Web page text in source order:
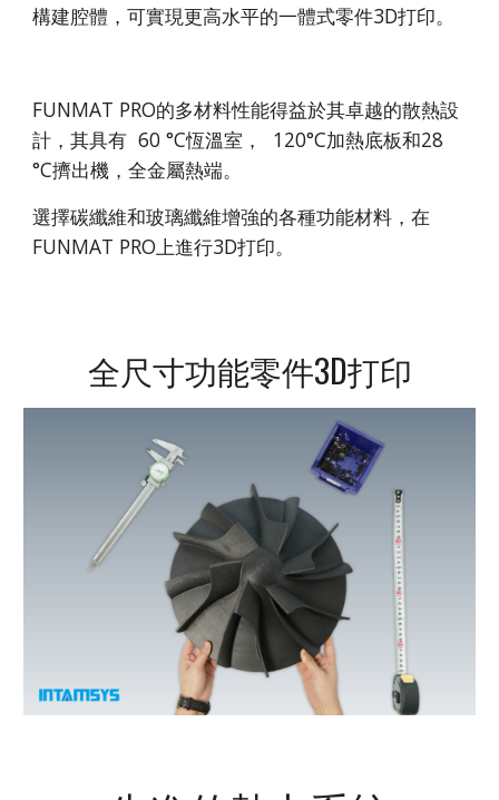
構建腔體，可實現更高水平的一體式零件3D打印。
FUNMAT PRO的多材料性能得益於其卓越的散熱設
計，其具有 60 °C恆溫室， 120°C加熱底板和28
°C擠出機，全金屬熱端。
選擇碳纖維和玻璃纖維增強的各種功能材料，在
FUNMAT PRO上進行3D打印。
全尺寸功能零件3D打印